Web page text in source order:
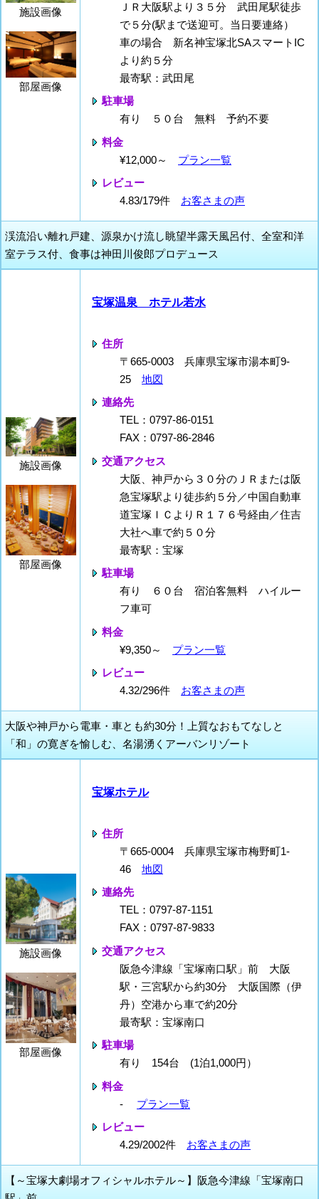
施設画像
部屋画像
ＪＲ大阪駅より３５分 武田尾駅徒歩
で５分(駅まで送迎可。当日要連絡）
車の場合 新名神宝塚北SAスマートIC
より約５分
最寄駅：武田尾
駐車場
有り ５０台 無料 予約不要
料金
¥12,000～ プラン一覧
レビュー
4.83/179件 お客さまの声
渓流沿い離れ戸建、源泉かけ流し眺望半露天風呂付、全室和洋
室テラス付、食事は神田川俊郎プロデュース
施設画像
部屋画像
宝塚温泉 ホテル若水
住所
〒665-0003 兵庫県宝塚市湯本町9-
25 地図
連絡先
TEL：0797-86-0151
FAX：0797-86-2846
交通アクセス
大阪、神戸から３０分のＪＲまたは阪
急宝塚駅より徒歩約５分／中国自動車
道宝塚ＩＣよりＲ１７６号経由／住吉
大社へ車で約５０分
最寄駅：宝塚
駐車場
有り ６０台 宿泊客無料 ハイルー
フ車可
料金
¥9,350～ プラン一覧
レビュー
4.32/296件 お客さまの声
大阪や神戸から電車・車とも約30分！上質なおもてなしと
「和」の寛ぎを愉しむ、名湯湧くアーバンリゾート
施設画像
部屋画像
宝塚ホテル
住所
〒665-0004 兵庫県宝塚市梅野町1-
46 地図
連絡先
TEL：0797-87-1151
FAX：0797-87-9833
交通アクセス
阪急今津線「宝塚南口駅」前 大阪
駅・三宮駅から約30分 大阪国際（伊
丹）空港から車で約20分
最寄駅：宝塚南口
駐車場
有り 154台 (1泊1,000円）
料金
- プラン一覧
レビュー
4.29/2002件 お客さまの声
【～宝塚大劇場オフィシャルホテル～】阪急今津線「宝塚南口